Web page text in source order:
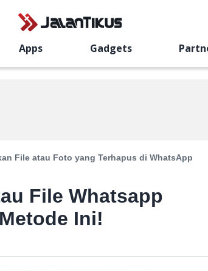
Apps Gadgets
File atau Foto yang Terhapus di WhatsApp
File Whatsapp
Ini!